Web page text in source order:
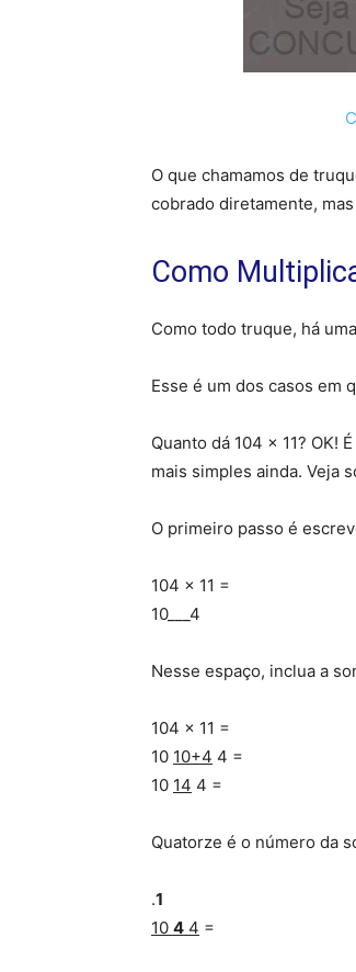
O que chamamos de
cobrado diretamente,
Como
Como todo truque, há
Esse é um dos casos em
Quanto dá 104 x 11? OK!
mais simples ainda. Veja
O primeiro passo é
104 x 11 =
10___4
Nesse espaço, inclua a
104 x 11 =
10 10+4 4 =
10 14 4 =
Quatorze é o número da
.1
10 4 4 =